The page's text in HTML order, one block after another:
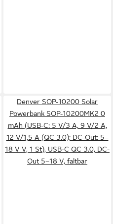
Denver SOP-10200 Solar
Powerbank SOP-10200MK2 0
mAh (USB-C: 5 V/3 A, 9 V/2 A,
12 V/1,5 A (QC 3.0); DC-Out: 5–
18 V V, 1 St), USB-C QC 3.0, DC-
Out 5–18 V, faltbar